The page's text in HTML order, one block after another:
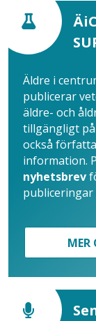
Äldre i
publicerar
äldre- och
tillgängligt
också
information.
nyhetsbrev
publiceringar
MER